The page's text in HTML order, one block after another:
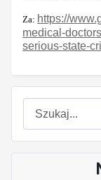
Szukaj
Za: https://
medical-
serious-state-